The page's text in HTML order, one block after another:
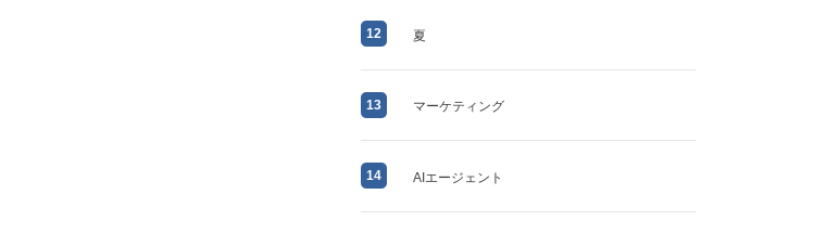
12 夏
13 マーケティング
14 AIエージェント